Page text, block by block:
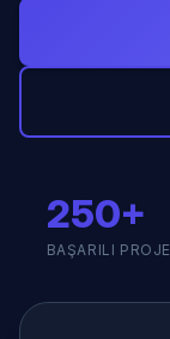
250+
BAŞARILI PROJE